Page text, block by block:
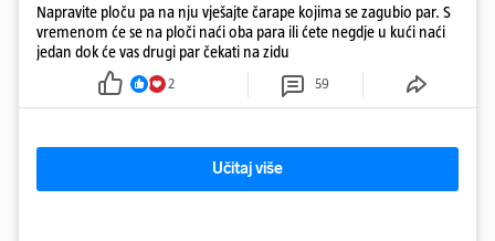
Napravite ploču pa na nju vješajte čarape kojima se zagubio par. S
vremenom će se na ploči naći oba para ili ćete negdje u kući naći
jedan dok će vas drugi par čekati na zidu
2 59
Učitaj više